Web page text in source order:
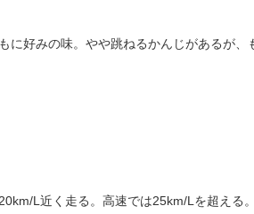
に好みの味。やや跳ねるかんじがあるが、
L近く走る。高速では25km/Lを超える